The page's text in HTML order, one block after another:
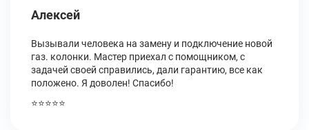
Алексей
Вызывали человека на замену и подключение новой
газ. колонки. Мастер приехал с помощником, с
задачей своей справились, дали гарантию, все как
положено. Я доволен! Спасибо!
⭐⭐⭐⭐⭐